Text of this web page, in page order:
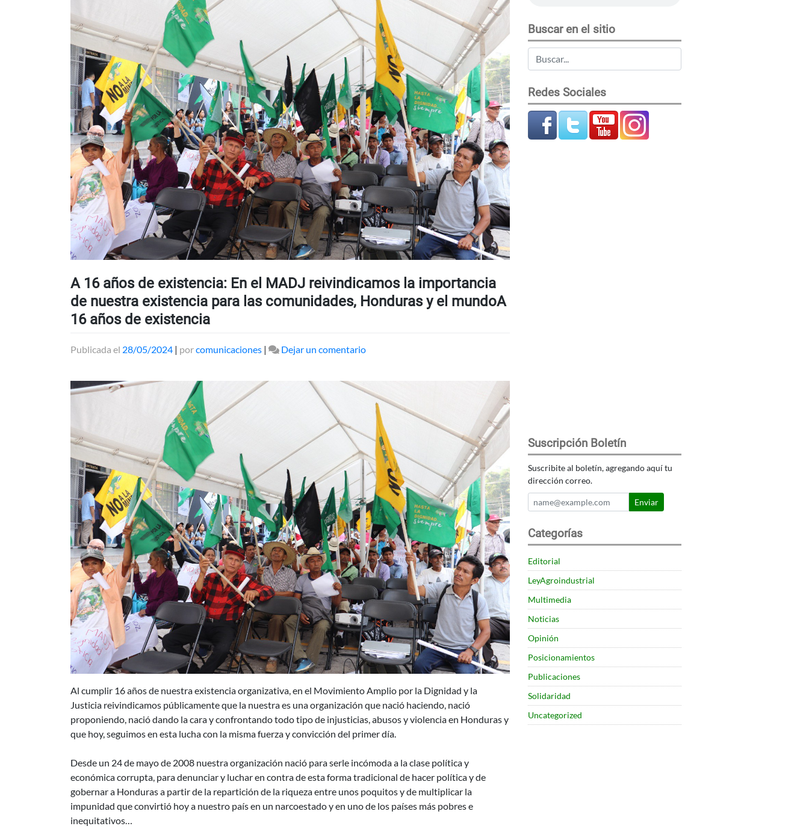
A 16 años de existencia: En el MADJ reivindicamos la importancia
de nuestra existencia para las comunidades, Honduras y el mundoA
16 años de existencia
Publicada el 28/05/2024 | porcomunicaciones | Dejar un comentarioen
años
de
existencia:
En
MADJ
reivindicamos
la
importancia
de
nuestra
existencia
para
las
comunidades,
Honduras
y
el
mundoA
16
de
existencia
Al cumplir 16 años de nuestra existencia organizativa, en el Movimiento Amplio por la Dignidad y la
Justicia reivindicamos públicamente que la nuestra es una organización que nació haciendo, nació
proponiendo, nació dando la cara y confrontando todo tipo de injusticias, abusos y violencia en Honduras y
que hoy, seguimos en esta lucha con la misma fuerza y convicción del primer día.
Desde un 24 de mayo de 2008 nuestra organización nació para serle incómoda a la clase política y
económica corrupta, para denunciar y luchar en contra de esta forma tradicional de hacer política y de
gobernar a Honduras a partir de la repartición de la riqueza entre unos poquitos y de multiplicar la
impunidad que convirtió hoy a nuestro país en un narcoestado y en uno de los países más pobres e
inequitativos…
Buscar en el sitio
Redes Sociales
Suscripción Boletín
Suscribite al boletín, agregando aquí tu
dirección correo.
Enviar
Categorías
Editorial
LeyAgroindustrial
Multimedia
Noticias
Opinión
Posicionamientos
Publicaciones
Solidaridad
Uncategorized